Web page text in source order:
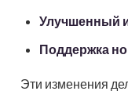
Улучшенный
Поддержка
Эти изменения